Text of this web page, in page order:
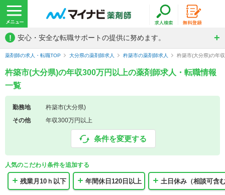
! 安心・安全な転職サポートの提供に努めます。
薬剤師の求人・転職TOP 大分県の薬剤師求人 杵築市の薬剤師求人 杵築市(大分県)の年
杵築市(大分県)の年収300万円以上の薬剤師求人・転職情報
一覧
勤務地
杵築市(大分県)
その他
年収300万円以上
条件を変更する
人気のこだわり条件を追加する
残業月10ｈ以下 年間休日120日以上 土日休み（相談可含